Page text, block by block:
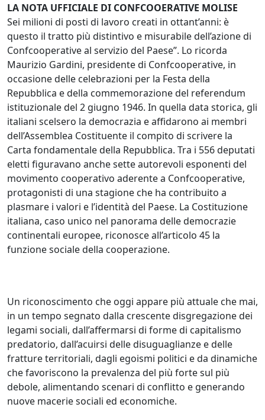
LA NOTA UFFICIALE DI CONFCOOERATIVE MOLISE
Sei milioni di posti di lavoro creati in ottant’anni: è
questo il tratto più distintivo e misurabile dell’azione di
Confcooperative al servizio del Paese”. Lo ricorda
Maurizio Gardini, presidente di Confcooperative, in
occasione delle celebrazioni per la Festa della
Repubblica e della commemorazione del referendum
istituzionale del 2 giugno 1946. In quella data storica, gli
italiani scelsero la democrazia e affidarono ai membri
dell’Assemblea Costituente il compito di scrivere la
Carta fondamentale della Repubblica. Tra i 556 deputati
eletti figuravano anche sette autorevoli esponenti del
movimento cooperativo aderente a Confcooperative,
protagonisti di una stagione che ha contribuito a
plasmare i valori e l’identità del Paese. La Costituzione
italiana, caso unico nel panorama delle democrazie
continentali europee, riconosce all’articolo 45 la
funzione sociale della cooperazione.
Un riconoscimento che oggi appare più attuale che mai,
in un tempo segnato dalla crescente disgregazione dei
legami sociali, dall’affermarsi di forme di capitalismo
predatorio, dall’acuirsi delle disuguaglianze e delle
fratture territoriali, dagli egoismi politici e da dinamiche
che favoriscono la prevalenza del più forte sul più
debole, alimentando scenari di conflitto e generando
nuove macerie sociali ed economiche.